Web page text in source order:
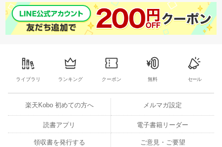
ライブラリ ランキング クーポン 無料 セール
楽天Kobo 初めての方へ メルマガ設定
読書アプリ 電子書籍リーダー
領収書を発行する ご意見・ご要望